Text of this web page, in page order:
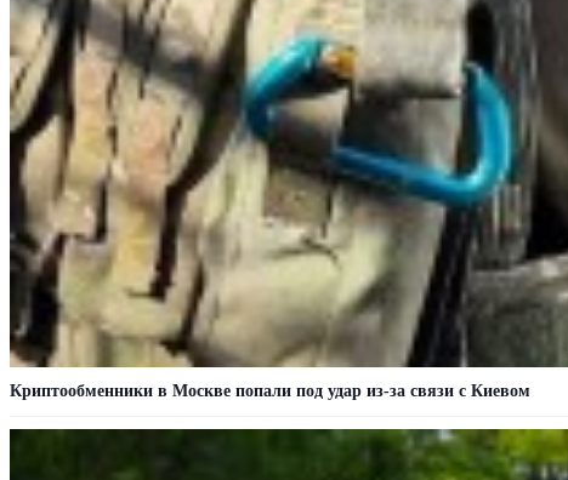
Криптообменники в Москве попали под удар из-за связи с Киевом